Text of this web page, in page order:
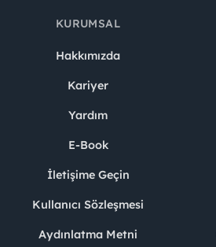
KURUMSAL
Hakkımızda
Kariyer
Yardım
E-Book
İletişime Geçin
Kullanıcı Sözleşmesi
Aydınlatma Metni